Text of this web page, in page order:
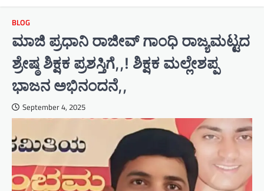
BLOG
ಮಾಜಿ ಪ್ರಧಾನಿ ರಾಜೀವ್ ಗಾಂಧಿ ರಾಜ್ಯಮಟ್ಟದ
ಶ್ರೇಷ್ಠ ಶಿಕ್ಷಕ ಪ್ರಶಸ್ತಿಗೆ,,! ಶಿಕ್ಷಕ ಮಲ್ಲೇಶಪ್ಪ
ಭಾಜನ ಅಭಿನಂದನೆ,,
September 4, 2025